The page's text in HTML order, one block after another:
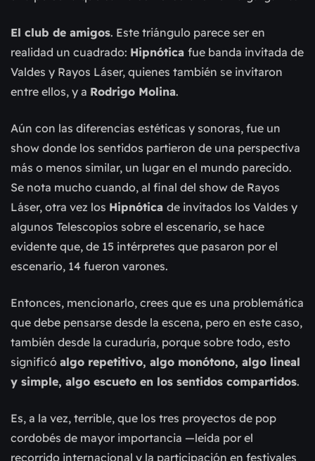
El club de amigos. Este triángulo parece ser en
realidad un cuadrado: Hipnótica fue banda invitada de
Valdes y Rayos Láser, quienes también se invitaron
entre ellos, y a Rodrigo Molina.
Aún con las diferencias estéticas y sonoras, fue un
show donde los sentidos partieron de una perspectiva
más o menos similar, un lugar en el mundo parecido.
Se nota mucho cuando, al final del show de Rayos
Láser, otra vez los Hipnótica de invitados los Valdes y
algunos Telescopios sobre el escenario, se hace
evidente que, de 15 intérpretes que pasaron por el
escenario, 14 fueron varones.
Entonces, mencionarlo, crees que es una problemática
que debe pensarse desde la escena, pero en este caso,
también desde la curaduría, porque sobre todo, esto
significó algo repetitivo, algo monótono, algo lineal
y simple, algo escueto en los sentidos compartidos.
Es, a la vez, terrible, que los tres proyectos de pop
cordobés de mayor importancia —leída por el
recorrido internacional y la participación en festivales